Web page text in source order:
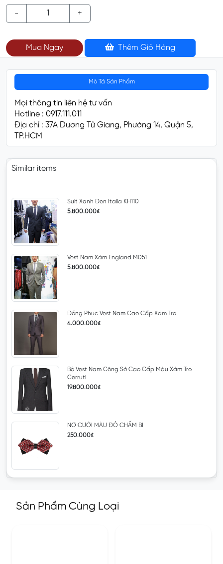
- +
Mua Ngay Thêm Giỏ Hàng
Mô Tả Sản Phẩm
Mọi thông tin liên hệ tư vấn
Hotline : 0917.111.011
Địa chỉ : 37A Dương Tử Giang, Phường 14, Quận 5,
TP.HCM
Similar items
Suit Xanh Đen Italia KH110
5.800.000₫
Vest Nam Xám England M051
5.800.000₫
Đồng Phục Vest Nam Cao Cấp Xám Tro
4.000.000₫
Bộ Vest Nam Công Sở Cao Cấp Màu Xám Tro
Cerruti
19.800.000₫
NƠ CƯỚI MÀU ĐỎ CHẤM BI
250.000₫
Sản Phẩm Cùng Loại